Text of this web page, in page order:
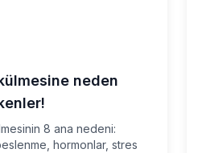
neden
8 ana nedeni:
hormonlar, stres